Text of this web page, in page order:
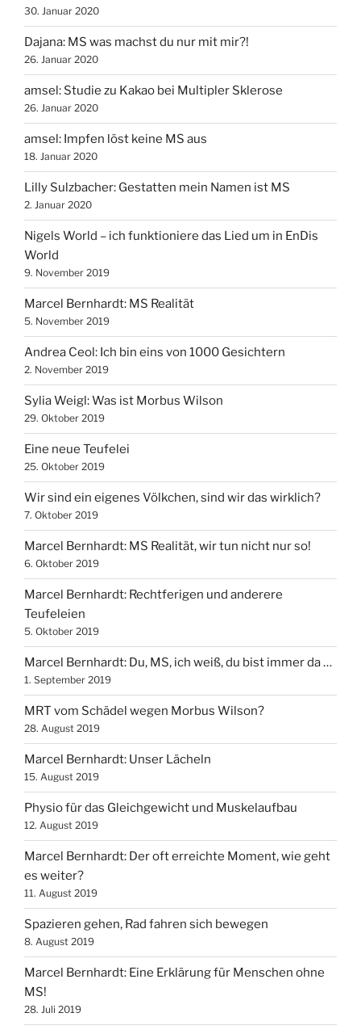
30. Januar 2020
Dajana: MS was machst du nur mit mir?!
26. Januar 2020
amsel: Studie zu Kakao bei Multipler Sklerose
26. Januar 2020
amsel: Impfen löst keine MS aus
18. Januar 2020
Lilly Sulzbacher: Gestatten mein Namen ist MS
2. Januar 2020
Nigels World – ich funktioniere das Lied um in EnDis
World
9. November 2019
Marcel Bernhardt: MS Realität
5. November 2019
Andrea Ceol: Ich bin eins von 1000 Gesichtern
2. November 2019
Sylia Weigl: Was ist Morbus Wilson
29. Oktober 2019
Eine neue Teufelei
25. Oktober 2019
Wir sind ein eigenes Völkchen, sind wir das wirklich?
7. Oktober 2019
Marcel Bernhardt: MS Realität, wir tun nicht nur so!
6. Oktober 2019
Marcel Bernhardt: Rechtferigen und anderere
Teufeleien
5. Oktober 2019
Marcel Bernhardt: Du, MS, ich weiß, du bist immer da …
1. September 2019
MRT vom Schädel wegen Morbus Wilson?
28. August 2019
Marcel Bernhardt: Unser Lächeln
15. August 2019
Physio für das Gleichgewicht und Muskelaufbau
12. August 2019
Marcel Bernhardt: Der oft erreichte Moment, wie geht
es weiter?
11. August 2019
Spazieren gehen, Rad fahren sich bewegen
8. August 2019
Marcel Bernhardt: Eine Erklärung für Menschen ohne
MS!
28. Juli 2019